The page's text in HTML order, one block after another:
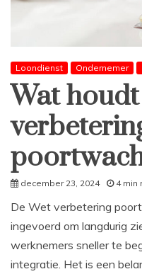
Loondienst Ondernemer
Wat
december 23, 2024 4 min
De Wet verbetering
ingevoerd om langdurig
werknemers sneller te
integratie. Het is een